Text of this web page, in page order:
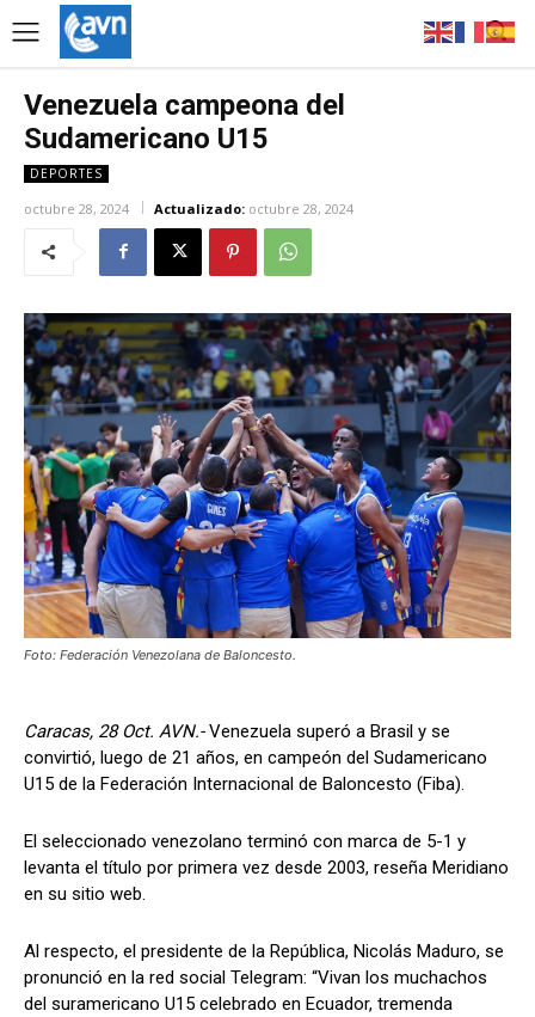
Venezuela campeona del
Sudamericano U15
DEPORTES
octubre 28, 2024 Actualizado: octubre 28, 2024
Foto: Federación Venezolana de Baloncesto.
Caracas, 28 Oct. AVN.-Venezuela superó a Brasil y se
convirtió, luego de 21 años, en campeón del Sudamericano
U15 de la Federación Internacional de Baloncesto (Fiba).
El seleccionado venezolano terminó con marca de 5-1 y
levanta el título por primera vez desde 2003, reseña Meridiano
en su sitio web.
Al respecto, el presidente de la República, Nicolás Maduro, se
pronunció en la red social Telegram: “Vivan los muchachos
del suramericano U15 celebrado en Ecuador, tremenda